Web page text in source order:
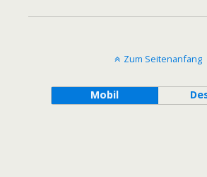
Zum Seitenanfang
Mobil